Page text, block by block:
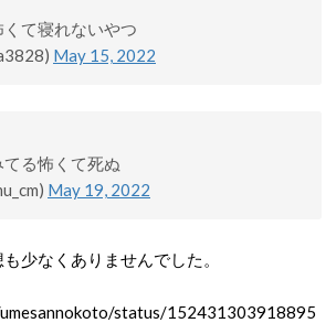
て寝れないやつ
May 15, 2022
る怖くて死ぬ
May 19, 2022
少なくありませんでした。
status/152431303918895